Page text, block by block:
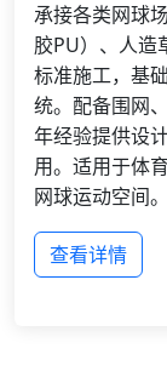
承接各类网球
胶PU）、人造
标准施工，基
统。配备围网
年经验提供设
用。适用于体
网球运动空间。
查看详情